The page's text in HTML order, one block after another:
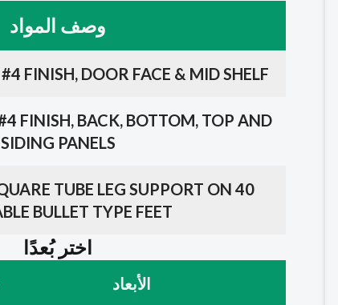
وصف المواد
FINISH, DOOR FACE & MID SHELF
FINISH, BACK, BOTTOM, TOP AND
SIDING PANELS
TUBE LEG SUPPORT ON
BULLET TYPE FEET
اختر بُعدًا
الأبعاد